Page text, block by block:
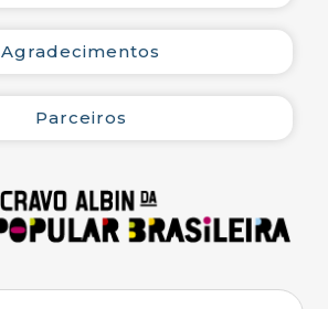
Agradecimentos
Parceiros